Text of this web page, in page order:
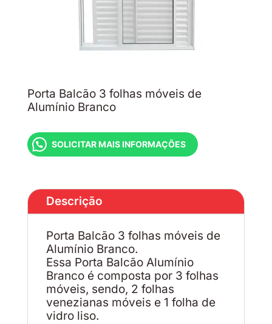
Porta Balcão 3 folhas móveis de
Alumínio Branco
SOLICITAR MAIS INFORMAÇÕES
Descrição
Porta Balcão 3 folhas móveis de
Alumínio Branco.
Essa Porta Balcão Alumínio
Branco é composta por 3 folhas
móveis, sendo, 2 folhas
venezianas móveis e 1 folha de
vidro liso.